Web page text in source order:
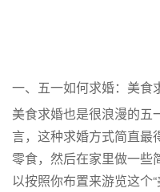
一、五一如何求婚：美食
美食求婚也是很浪漫的五
言，这种求婚方式简直最
零食，然后在家里做一些
以按照你布置来游览这个